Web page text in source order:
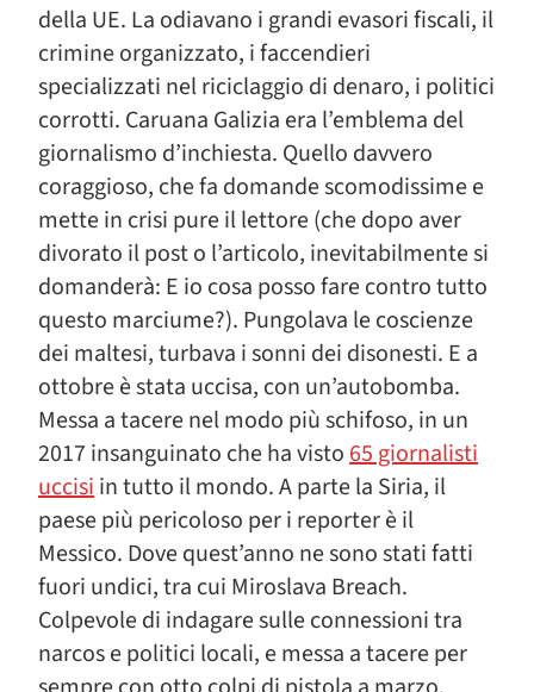
della UE. La odiavano i grandi evasori fiscali, il
crimine organizzato, i faccendieri
specializzati nel riciclaggio di denaro, i politici
corrotti. Caruana Galizia era l’emblema del
giornalismo d’inchiesta. Quello davvero
coraggioso, che fa domande scomodissime e
mette in crisi pure il lettore (che dopo aver
divorato il post o l’articolo, inevitabilmente si
domanderà: E io cosa posso fare contro tutto
questo marciume?). Pungolava le coscienze
dei maltesi, turbava i sonni dei disonesti. E a
ottobre è stata uccisa, con un’autobomba.
Messa a tacere nel modo più schifoso, in un
2017 insanguinato che ha visto65 giornalisti
uccisiin tutto il mondo. A parte la Siria, il
paese più pericoloso per i reporter è il
Messico. Dove quest’anno ne sono stati fatti
fuori undici, tra cui Miroslava Breach.
Colpevole di indagare sulle connessioni tra
narcos e politici locali, e messa a tacere per